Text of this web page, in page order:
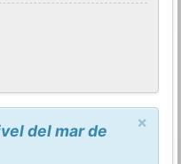
×
del mar de